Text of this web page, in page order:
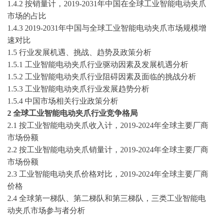
1.4.2 按销量计， 2019-2031年中国在全球工业智能电动夹爪
市场的占比
1.4.3 2019-2031年中国与全球工业智能电动夹爪市场规模增
速对比
1.5 行业发展机遇、挑战、趋势及政策分析
1.5.1 工业智能电动夹爪行业驱动因素及发展机遇分析
1.5.2 工业智能电动夹爪行业阻碍因素及面临的挑战分析
1.5.3 工业智能电动夹爪行业发展趋势分析
1.5.4 中国市场相关行业政策分析
2 全球工业智能电动夹爪行业竞争格局
2.1 按工业智能电动夹爪收入计， 2019-2024年全球主要厂商
市场份额
2.2 按工业智能电动夹爪销量计， 2019-2024年全球主要厂商
市场份额
2.3 工业智能电动夹爪价格对比， 2019-2024年全球主要厂商
价格
2.4 全球第一梯队、第二梯队和第三梯队，三类工业智能电
动夹爪市场参与者分析